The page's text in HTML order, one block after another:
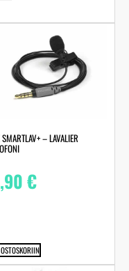
– LAVALIER
€